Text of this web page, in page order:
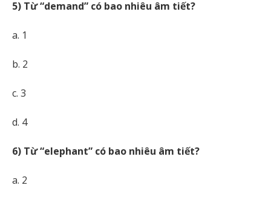
5) Từ “demand” có bao nhiêu âm tiết?
a. 1
b. 2
c. 3
d. 4
6) Từ “elephant” có bao nhiêu âm tiết?
a. 2